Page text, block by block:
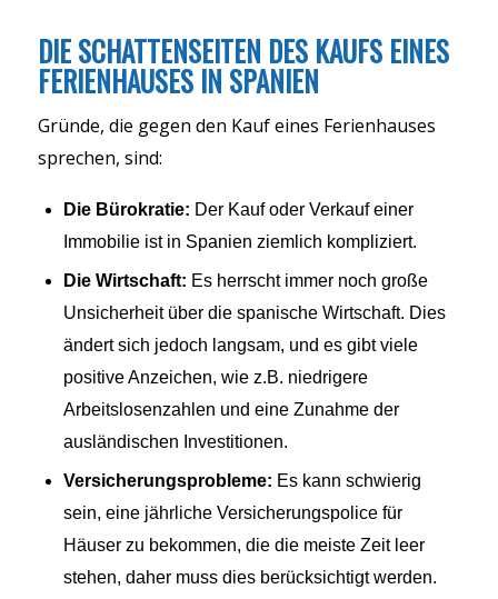
DIE SCHATTENSEITEN DES KAUFS EINES
FERIENHAUSES IN SPANIEN
Gründe, die gegen den Kauf eines Ferienhauses
sprechen, sind:
Die Bürokratie: Der Kauf oder Verkauf einer
Immobilie ist in Spanien ziemlich kompliziert.
Die Wirtschaft: Es herrscht immer noch große
Unsicherheit über die spanische Wirtschaft. Dies
ändert sich jedoch langsam, und es gibt viele
positive Anzeichen, wie z.B. niedrigere
Arbeitslosenzahlen und eine Zunahme der
ausländischen Investitionen.
Versicherungsprobleme: Es kann schwierig
sein, eine jährliche Versicherungspolice für
Häuser zu bekommen, die die meiste Zeit leer
stehen, daher muss dies berücksichtigt werden.